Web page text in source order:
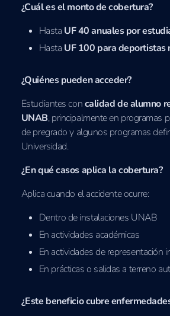
¿Cuál es el monto de cobertura?
Hasta UF 40 anuales por
Hasta UF 100 para deportistas
¿Quiénes pueden acceder?
Estudiantes concalidad de alumno
UNAB, principalmente en programas
de pregrado y algunos programas
Universidad.
¿En qué casos aplica la cobertura?
Aplica cuando el accidente ocurre:
Dentro de instalaciones UNAB
En actividades académicas
En actividades de representación
En prácticas o salidas a terreno
¿Este beneficio cubre